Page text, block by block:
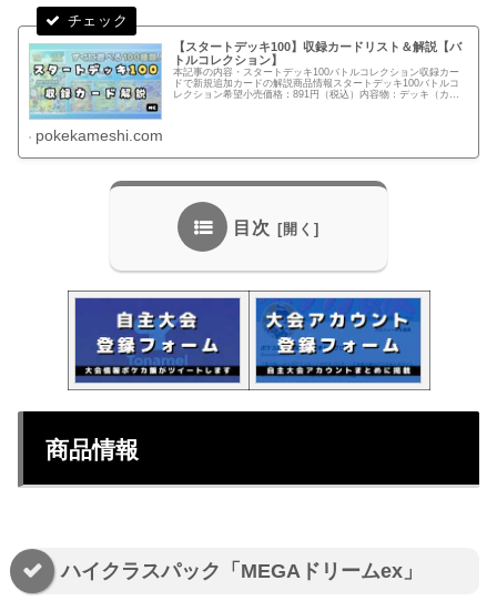
【スタートデッキ100】収録カードリスト＆解説【バ
トルコレクション】
本記事の内容・スタートデッキ100バトルコレクション収録カー
ドで新規追加カードの解説商品情報スタートデッキ100バトルコ
レクション希望小売価格：891円（税込）内容物：デッキ（カー
pokekameshi.com
目次
商品情報
ハイクラスパック「MEGAドリームex」